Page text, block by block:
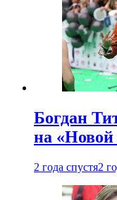
Богдан
на «Новой
2 года спустя2